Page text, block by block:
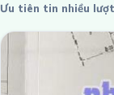
Ưu tiên tin nhiều